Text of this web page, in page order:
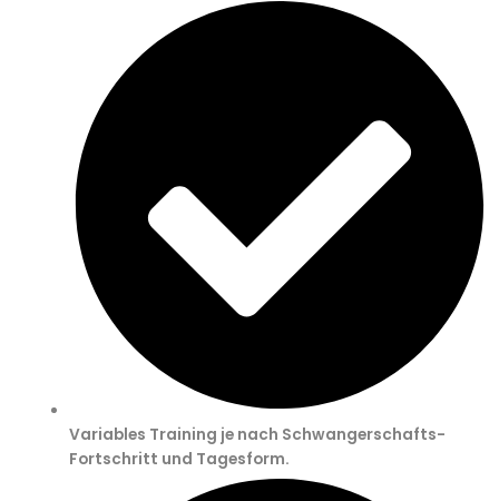
Variables Training je nach Schwangerschafts-
Fortschritt und Tagesform.